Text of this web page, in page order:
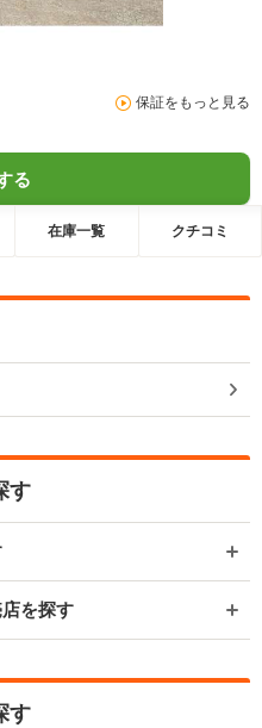
保証をもっと見る
る
在庫一覧 クチコミ
す
を探す
す